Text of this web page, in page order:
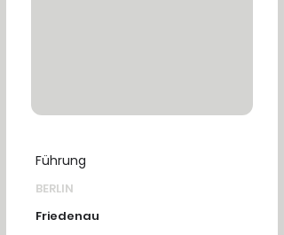
Führung
BERLIN
Friedenau